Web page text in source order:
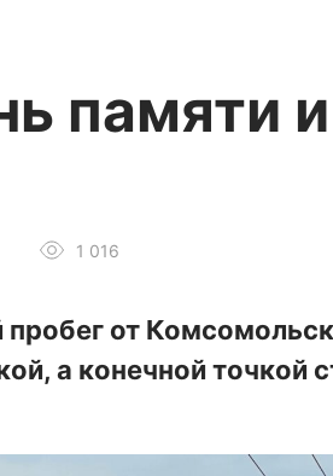
памяти
1 016
от
а конечной точкой